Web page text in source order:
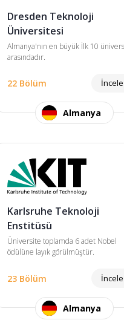
Dresden Teknoloji
Üniversitesi
Almanya'nın en büyük İlk 10
arasındadır.
22 Bölüm
Almanya
Karlsruhe Teknoloji
Enstitüsü
Üniversite toplamda 6 adet Nobel
ödülüne layık görülmüştür.
23 Bölüm
Almanya